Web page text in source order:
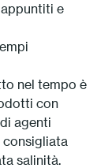
e
nel tempo è
con
agenti
consigliata
salinità.